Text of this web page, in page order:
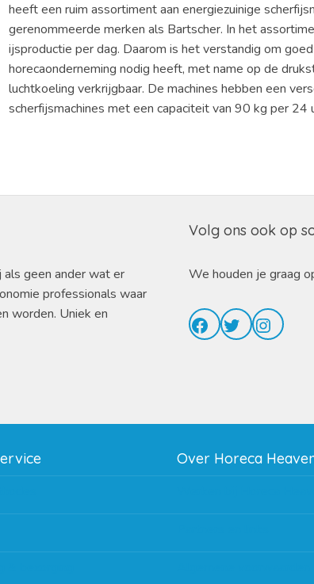
heeft een ruim assortiment aan energiezuinige
gerenommeerde merken als Bartscher. In het
ijsproductie per dag. Daarom is het verstandig om
horecaonderneming nodig heeft, met name op de
luchtkoeling verkrijgbaar. De machines hebben een
scherfijsmachines met een capaciteit van 90 kg per
geen ander wat er
professionals waar
worden. Uniek en
Volg ons ook op
We houden je graag
Facebook
Twitter
Over Horeca